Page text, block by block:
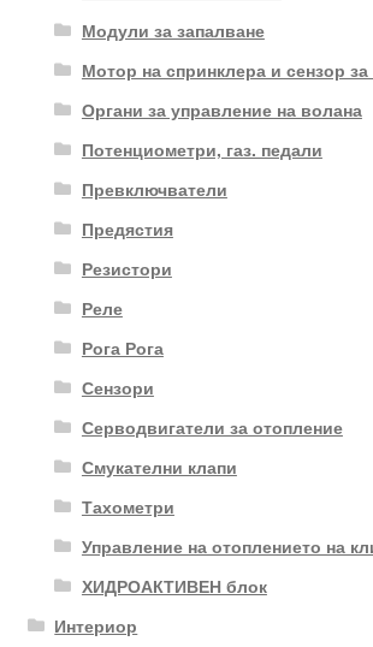
Модули за запалване
Мотор на спринклера и сензор
Органи за управление на волана
Потенциометри, газ. педали
Превключватели
Предястия
Резистори
Реле
Рога Рога
Сензори
Серводвигатели за отопление
Смукателни клапи
Тахометри
Управление на отоплението на
ХИДРОАКТИВЕН блок
Интериор